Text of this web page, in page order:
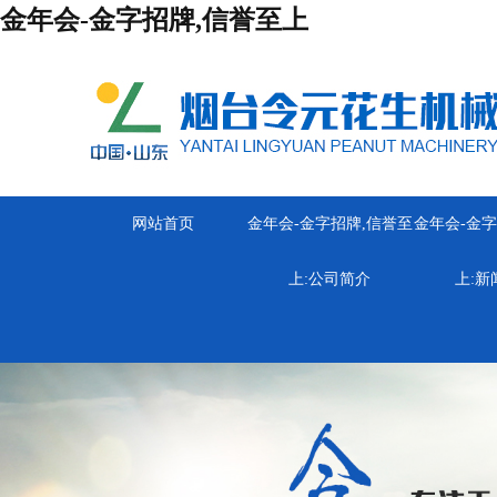
金年会-金字招牌,信誉至上
网站首页 金年会-金字招牌,信誉至
上:公司简介
金年会-金
上:新